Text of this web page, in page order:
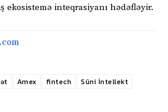
ekosistemə inteqrasiyanı hədəfləyir.
Amex fintech Süni İntellekt